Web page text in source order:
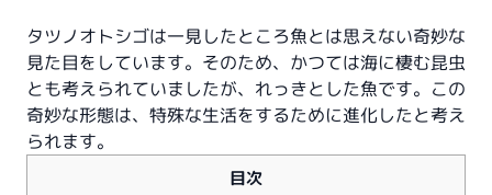
タツノオトシゴは一見したところ魚とは思えない奇妙な
見た目をしています。そのため、かつては海に棲む昆虫
とも考えられていましたが、れっきとした魚です。この
奇妙な形態は、特殊な生活をするために進化したと考え
られます。
目次